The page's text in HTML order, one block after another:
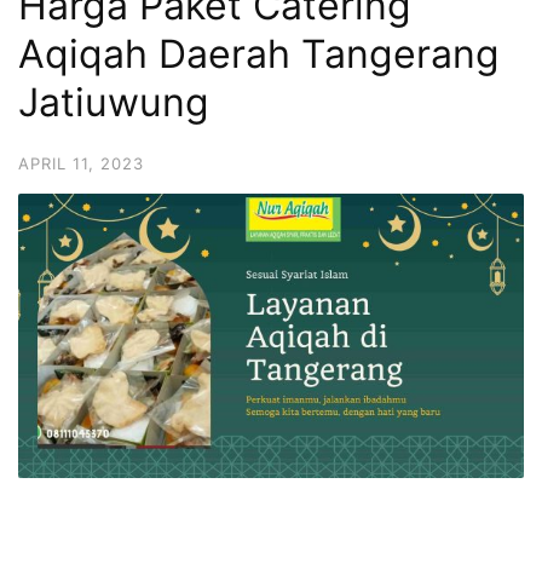
Aqiqah Daerah Tangerang
Jatiuwung
APRIL 11, 2023